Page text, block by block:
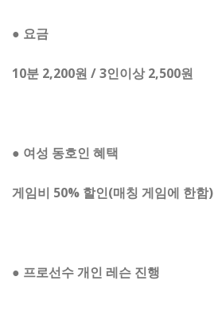
● 요금
10분 2,200원 / 3인이상 2,500원
● 여성 동호인 혜택
게임비 50% 할인(매칭 게임에 한함)
● 프로선수 개인 레슨 진행